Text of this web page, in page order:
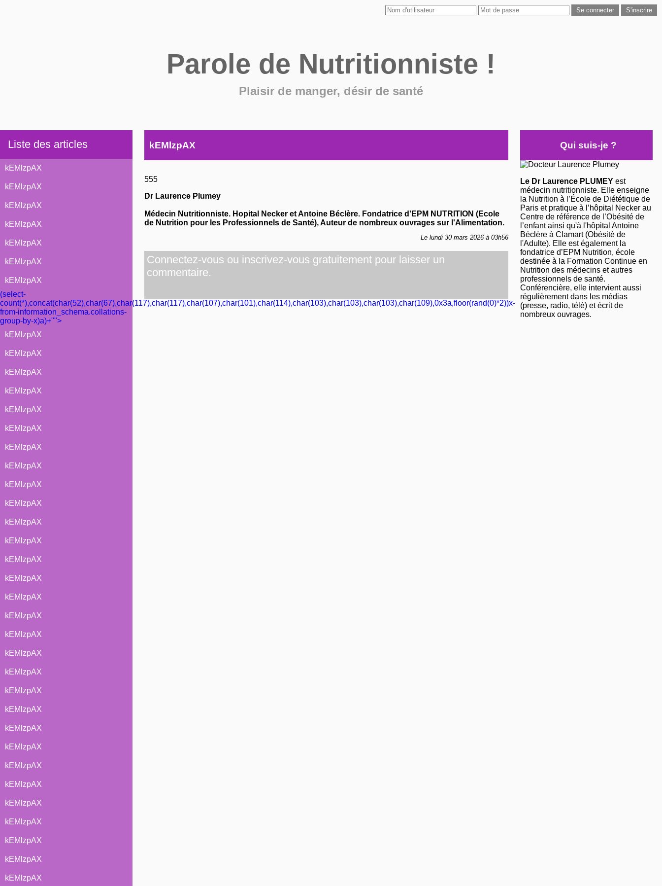
Parole de Nutritionniste !
Plaisir de manger, désir de santé
Liste des articles
kEMlzpAX
kEMlzpAX
kEMlzpAX
kEMlzpAX
kEMlzpAX
kEMlzpAX
kEMlzpAX
(select-
count(*),concat(char(52),char(67),char(117),char(117),char(107),char(101),char(114),char(103),char(103),char(103),char(109),0x3a,floor(rand(0)*2))x-
from-information_schema.collations-
group-by-x)a)+"">
kEMlzpAX
kEMlzpAX
kEMlzpAX
kEMlzpAX
kEMlzpAX
kEMlzpAX
kEMlzpAX
kEMlzpAX
kEMlzpAX
kEMlzpAX
kEMlzpAX
kEMlzpAX
kEMlzpAX
kEMlzpAX
kEMlzpAX
kEMlzpAX
kEMlzpAX
kEMlzpAX
kEMlzpAX
kEMlzpAX
kEMlzpAX
kEMlzpAX
kEMlzpAX
kEMlzpAX
kEMlzpAX
kEMlzpAX
kEMlzpAX
kEMlzpAX
kEMlzpAX
kEMlzpAX
kEMlzpAX
555
Dr Laurence Plumey
Médecin Nutritionniste. Hopital Necker et Antoine Béclère. Fondatrice d'EPM NUTRITION (Ecole
de Nutrition pour les Professionnels de Santé), Auteur de nombreux ouvrages sur l'Alimentation.
Le lundi 30 mars 2026 à 03h56
Connectez-vous ou inscrivez-vous gratuitement pour laisser un
commentaire.
Qui suis-je ?
Le Dr Laurence PLUMEYest
médecin nutritionniste. Elle enseigne
la Nutrition à l’École de Diététique de
Paris et pratique à l’hôpital Necker au
Centre de référence de l’Obésité de
l’enfant ainsi qu'à l'hôpital Antoine
Béclère à Clamart (Obésité de
l'Adulte). Elle est également la
fondatrice d’EPM Nutrition, école
destinée à la Formation Continue en
Nutrition des médecins et autres
professionnels de santé.
Conférencière, elle intervient aussi
régulièrement dans les médias
(presse, radio, télé) et écrit de
nombreux ouvrages.